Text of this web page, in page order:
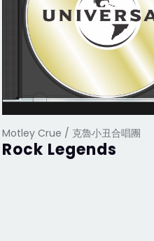
Motley Crue / 克魯小丑合唱團
Rock Legends